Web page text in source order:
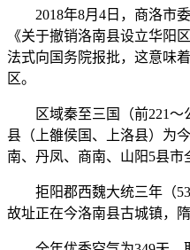
2018年8月4日，商洛市委
《关于撤销洛南县设立华阳
法式向国务院报批，这意味
区。
区域秦至三国（前221～
县（上雒侯国、上洛县）为
南、丹凤、商南、山阳5县市
拒阳郡西魏大统三年（
故址正在今洛南县古城镇，